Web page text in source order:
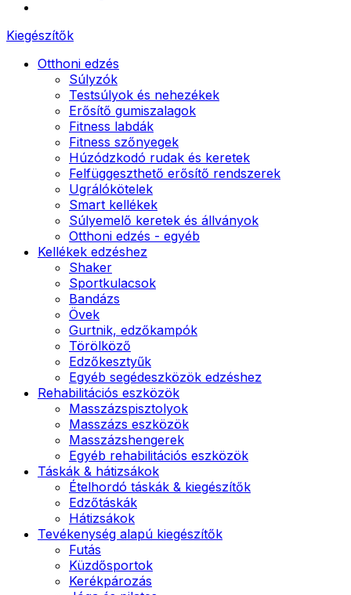
Kiegészítők
Otthoni edzés
Súlyzók
Testsúlyok és nehezékek
Erősítő gumiszalagok
Fitness labdák
Fitness szőnyegek
Húzódzkodó rudak és keretek
Felfüggeszthető erősítő rendszerek
Ugrálókötelek
Smart kellékek
Súlyemelő keretek és állványok
Otthoni edzés - egyéb
Kellékek edzéshez
Shaker
Sportkulacsok
Bandázs
Övek
Gurtnik, edzőkampók
Törölköző
Edzőkesztyűk
Egyéb segédeszközök edzéshez
Rehabilitációs eszközök
Masszázspisztolyok
Masszázs eszközök
Masszázshengerek
Egyéb rehabilitációs eszközök
Táskák & hátizsákok
Ételhordó táskák & kiegészítők
Edzőtáskák
Hátizsákok
Tevékenység alapú kiegészítők
Futás
Küzdősportok
Kerékpározás